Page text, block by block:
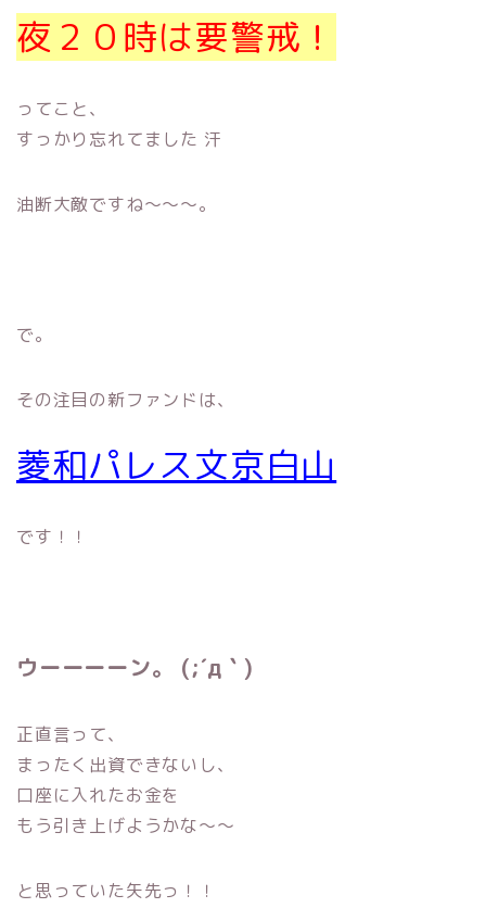
夜２０時は要警戒！
ってこと、
すっかり忘れてました 汗
油断大敵ですね〜〜〜。
で。
その注目の新ファンドは、
菱和パレス文京白山
です！！
ウーーーーン。 (;´д｀)
正直言って、
まったく出資できないし、
口座に入れたお金を
もう引き上げようかな〜〜
と思っていた矢先っ！！